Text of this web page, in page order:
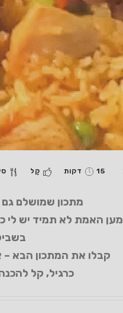
15 דקות קַל
מתכון שמושלם
האמת לא תמיד יש לי
קבלו את המתכון הבא –
כרגיל, קל